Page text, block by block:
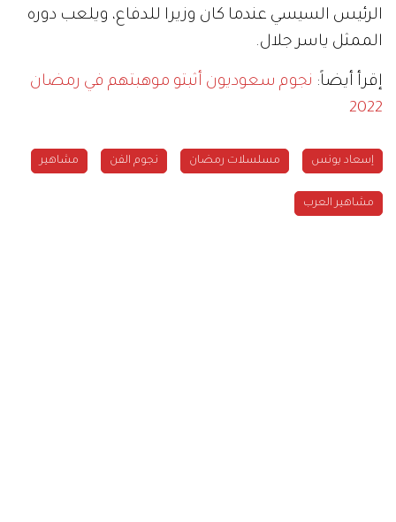
الرئيس السيسي عندما كان وزيرا للدفاع، ويلعب دوره
الممثل ياسر جلال.
إقرأ أيضاً: نجوم سعوديون أثبتو موهبتهم في رمضان
2022
إسعاد يونس مسلسلات رمضان نجوم الفن مشاهير
مشاهير العرب